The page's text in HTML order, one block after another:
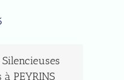
PEYRINS